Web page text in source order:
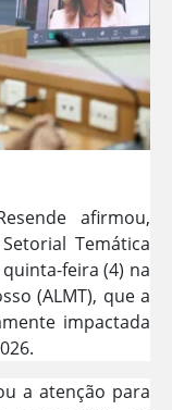
afirmou,
Temática
feira (4) na
(ALMT), que a
impactada
a atenção para